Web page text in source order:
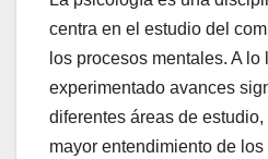
centra en el estudio del
los procesos mentales. A
experimentado avances
diferentes áreas de
mayor entendimiento de los